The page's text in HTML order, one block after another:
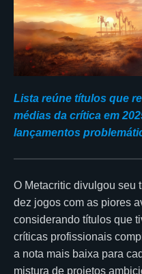
Lista reúne títulos que
médias da crítica em
lançamentos
O Metacritic divulgou seu
dez jogos com as piores
considerando títulos que
críticas profissionais
a nota mais baixa para
mistura de projetos